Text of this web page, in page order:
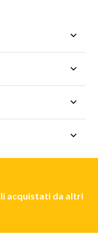
acquistati da altri